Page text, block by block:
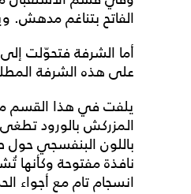
الفاتح بتناغم مدهش.
أما الشرفة فتحوّلت
على هذه الشرفة
يلفت في هذا القسم
المزركش بالورود
باللون البنفسجي حول
نافذة مفتوحة وكأنها
انسجام تام مع أجواء